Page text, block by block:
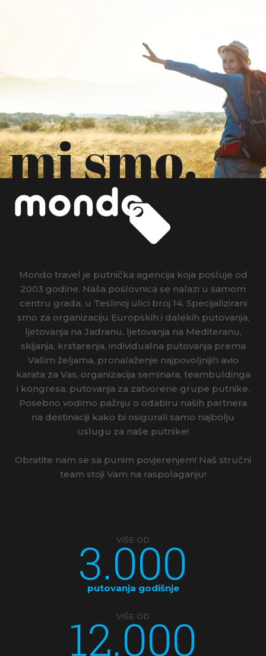
mi smo.
Mondo travel je putnička agencija koja posluje od
2003 godine. Naša poslovnica se nalazi u samom
centru grada, u Teslinoj ulici broj 14. Specijalizirani
smo za organizaciju Europskih i dalekih putovanja,
ljetovanja na Jadranu, ljetovanja na Mediteranu,
skijanja, krstarenja, individualna putovanja prema
Vašim željama, pronalaženje najpovoljnijih avio
karata za Vas, organizacija seminara, teambuldinga
i kongresa, putovanja za zatvorene grupe putnike.
Posebno vodimo pažnju o odabiru naših partnera
na destinaciji kako bi osigurali samo najbolju
uslugu za naše putnike!
Obratite nam se sa punim povjerenjem! Naš stručni
team stoji Vam na raspolaganju!
VIŠE OD
3.000
putovanja godišnje
VIŠE OD
12.000